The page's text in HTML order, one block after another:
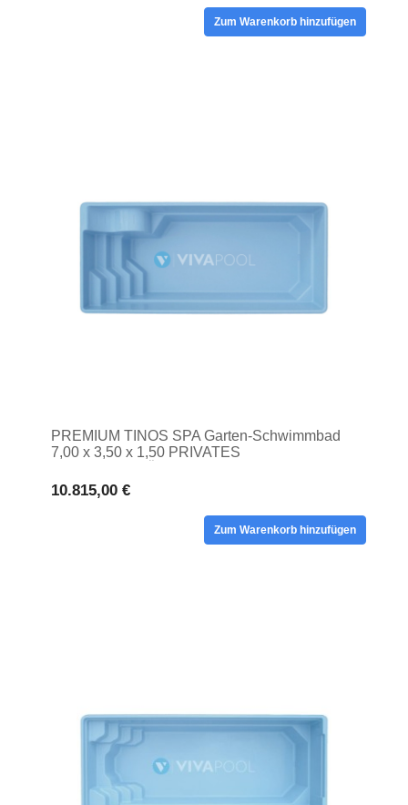
Zum Warenkorb hinzufügen
PREMIUM TINOS SPA Garten-Schwimmbad
7,00 x 3,50 x 1,50 PRIVATES
10.815,00 €
Zum Warenkorb hinzufügen